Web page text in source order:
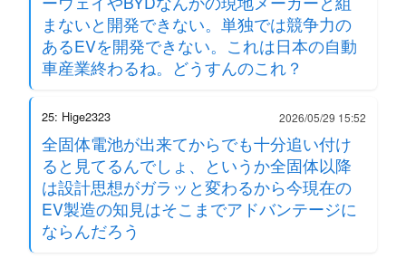
まないと開発できない。単独では競争力の
あるEVを開発できない。これは日本の自動
車産業終わるね。どうすんのこれ？
25: Hige2323 2026/05/29 15:52
全固体電池が出来てからでも十分追い付け
ると見てるんでしょ、というか全固体以降
は設計思想がガラッと変わるから今現在の
EV製造の知見はそこまでアドバンテージに
ならんだろう